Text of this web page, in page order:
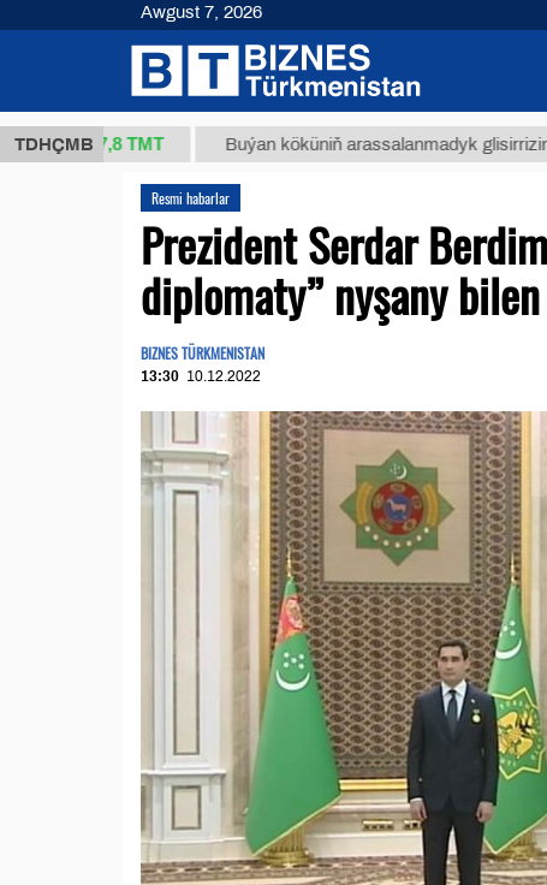
TDHÇMB
37,8 ТМТ Buýan köküniň arassalanmadyk glisirrizin
Resmi habarlar
Prezident Serdar
diplomaty” nyşany
BIZNES TÜRKMENISTAN
13:30 10.12.2022
Awgust 7, 2026